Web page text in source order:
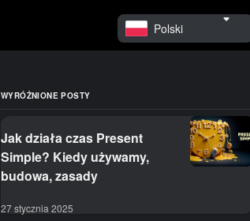
Polski
WYRÓŻNIONE POSTY
Jak działa czas Present
Simple? Kiedy używamy,
budowa, zasady
27 stycznia 2025